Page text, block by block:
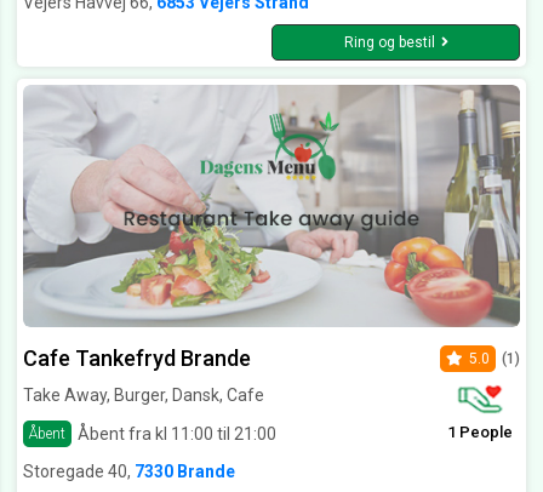
Ring og bestil
Cafe Tankefryd Brande
Take Away, Burger, Dansk, Cafe
Åbent Åbent fra kl 11:00 til 21:00
5.0 (1)
1 People
Storegade 40, 7330 Brande